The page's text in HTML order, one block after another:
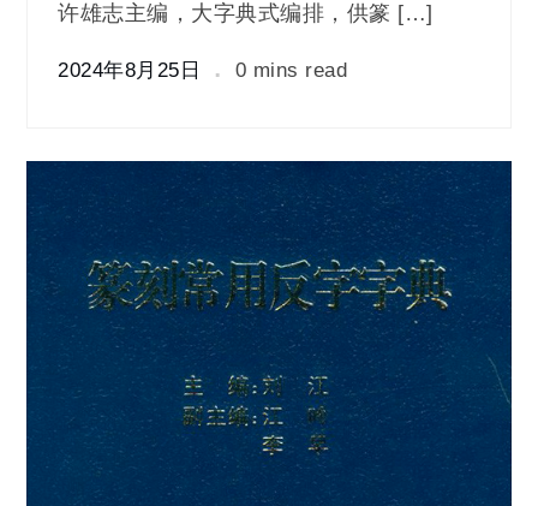
许雄志主编，大字典式编排，供篆 […]
2024年8月25日 0 mins read